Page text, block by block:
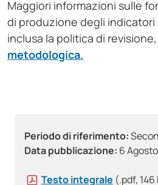
Periodo di riferimento:
Data pubblicazione: 6
Testo integrale (.pdf, 146
Maggiori informazioni sulle
di produzione degli indicatori
inclusa la politica di
metodologica.